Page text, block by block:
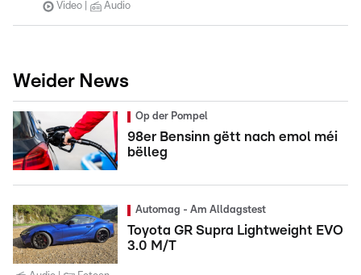
Video Audio
Weider News
Op der Pompel
98er Bensinn gëtt nach emol méi
bëlleg
Automag - Am Alldagstest
Toyota GR Supra Lightweight EVO
3.0 M/T